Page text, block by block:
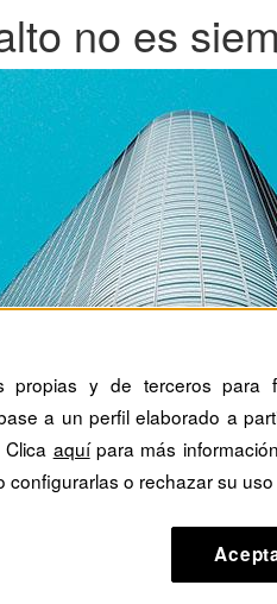
no es
propias y de terceros para
a un perfil elaborado a
aquípara más
configurarlas o rechazar su